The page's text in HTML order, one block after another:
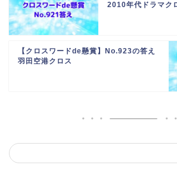
2010年代ドラマク
【クロスワードde懸賞】No.923の答え
羽田空港クロス